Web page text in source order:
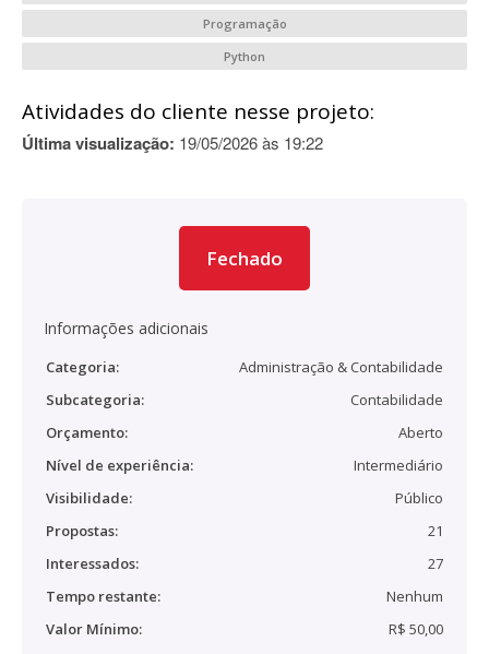
Programação
Python
Atividades do cliente nesse projeto:
Última visualização: 19/05/2026 às 19:22
Fechado
Informações adicionais
Categoria:
Administração & Contabilidade
Subcategoria:
Contabilidade
Orçamento:
Aberto
Nível de experiência:
Intermediário
Visibilidade:
Público
Propostas:
21
Interessados:
27
Tempo restante:
Nenhum
Valor Mínimo:
R$ 50,00